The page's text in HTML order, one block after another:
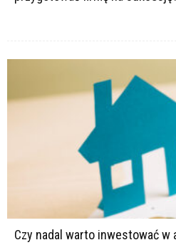
Czy nadal warto inwestować w